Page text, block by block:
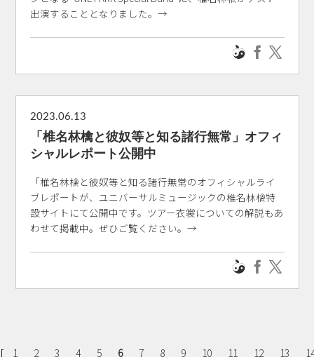
出演することとなりました。→
2023.06.13
「椎名林檎と彼奴等と知る諸行無常」オフィ
シャルレポート公開中
「椎名林檎と彼奴等と知る諸行無常のオフィシャルライ
ブレポートが、ユニバーサルミュージックの椎名林檎特
設サイトにて公開中です。ツアー衣裳についての解説もあ
わせて掲載中。ぜひご覧ください。→
[ 1 2 3 4 5 6 7 8 9 10 11 12 13